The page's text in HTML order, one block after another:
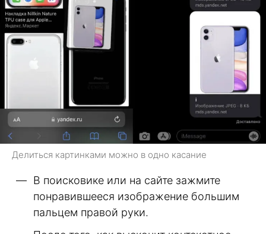
Делиться картинками можно в одно касание
В поисковике или на сайте зажмите
понравившееся изображение большим
пальцем правой руки.